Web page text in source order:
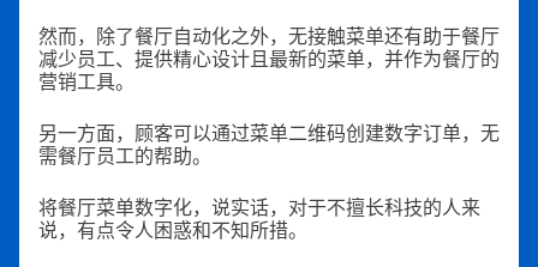
然而，除了餐厅自动化之外，无接触菜单还有助于餐厅
减少员工、提供精心设计且最新的菜单，并作为餐厅的
营销工具。
另一方面，顾客可以通过菜单二维码创建数字订单，无
需餐厅员工的帮助。
将餐厅菜单数字化，说实话，对于不擅长科技的人来
说，有点令人困惑和不知所措。